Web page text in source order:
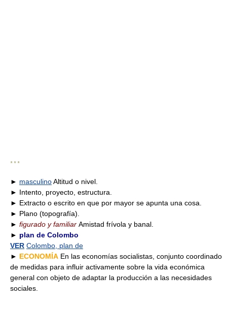
* * *
► masculinoAltitud o nivel.
► Intento, proyecto, estructura.
► Extracto o escrito en que por mayor se apunta una cosa.
► Plano (topografía).
► figurado y familiar Amistad frívola y banal.
► plan de Colombo
VER Colombo, plan de
► ECONOMÍA En las economías socialistas, conjunto coordinado
de medidas para influir activamente sobre la vida económica
general con objeto de adaptar la producción a las necesidades
sociales.